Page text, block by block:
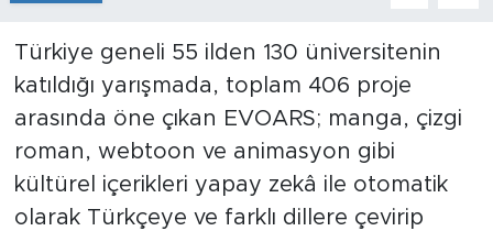
Türkiye geneli 55 ilden 130 üniversitenin
katıldığı yarışmada, toplam 406 proje
arasında öne çıkan EVOARS; manga, çizgi
roman, webtoon ve animasyon gibi
kültürel içerikleri yapay zekâ ile otomatik
olarak Türkçeye ve farklı dillere çevirip